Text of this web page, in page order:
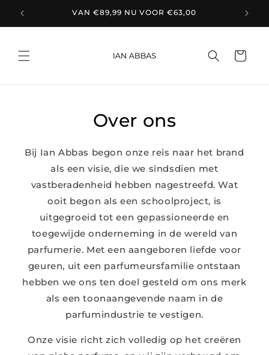
passer
au
VAN €89,99 NU VOOR €63,00
Panier
Over ons
Bij Ian Abbas begon onze reis naar het brand
als een visie, die we sindsdien met
vastberadenheid hebben nagestreefd. Wat
ooit begon als een schoolproject, is
uitgegroeid tot een gepassioneerde en
toegewijde onderneming in de wereld van
parfumerie. Met een aangeboren liefde voor
geuren, uit een parfumeursfamilie ontstaan
hebben we ons ten doel gesteld om ons merk
als een toonaangevende naam in de
parfumindustrie te vestigen.
Onze visie richt zich volledig op het creëren